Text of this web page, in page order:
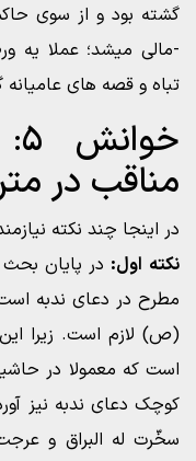
گشته بود و از سوی
-مالی میشد؛ عملا یه
تباه و قصه های عامیانه گرفتار
مناقب در
در اینجا چند نکته
نکته اول: در پایان
مطرح در دعای ندبه است
(ص) لازم است. زیرا
است که معمولا در
کوچک دعای ندبه نیز
سخّرت له البراق و